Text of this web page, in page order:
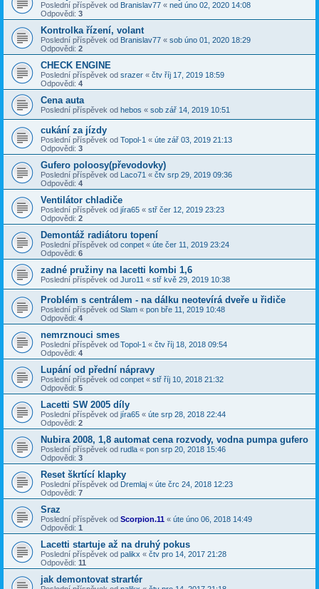
Poslední příspěvek od Branislav77 « ned úno 02, 2020 14:08
Odpovědi: 3
Kontrolka řízení, volant
Poslední příspěvek od Branislav77 « sob úno 01, 2020 18:29
Odpovědi: 2
CHECK ENGINE
Poslední příspěvek od srazer « čtv říj 17, 2019 18:59
Odpovědi: 4
Cena auta
Poslední příspěvek od hebos « sob zář 14, 2019 10:51
cukání za jízdy
Poslední příspěvek od Topol-1 « úte zář 03, 2019 21:13
Odpovědi: 3
Gufero poloosy(převodovky)
Poslední příspěvek od Laco71 « čtv srp 29, 2019 09:36
Odpovědi: 4
Ventilátor chladiče
Poslední příspěvek od jíra65 « stř čer 12, 2019 23:23
Odpovědi: 2
Demontáž radiátoru topení
Poslední příspěvek od conpet « úte čer 11, 2019 23:24
Odpovědi: 6
zadné pružiny na lacetti kombi 1,6
Poslední příspěvek od Juro11 « stř kvě 29, 2019 10:38
Problém s centrálem - na dálku neotevírá dveře u řidiče
Poslední příspěvek od Slam « pon bře 11, 2019 10:48
Odpovědi: 4
nemrznouci smes
Poslední příspěvek od Topol-1 « čtv říj 18, 2018 09:54
Odpovědi: 4
Lupání od přední nápravy
Poslední příspěvek od conpet « stř říj 10, 2018 21:32
Odpovědi: 5
Lacetti SW 2005 díly
Poslední příspěvek od jíra65 « úte srp 28, 2018 22:44
Odpovědi: 2
Nubira 2008, 1,8 automat cena rozvody, vodna pumpa gufero
Poslední příspěvek od rudla « pon srp 20, 2018 15:46
Odpovědi: 3
Reset škrtící klapky
Poslední příspěvek od Dremlaj « úte črc 24, 2018 12:23
Odpovědi: 7
Sraz
Poslední příspěvek od Scorpion.11 « úte úno 06, 2018 14:49
Odpovědi: 1
Lacetti startuje až na druhý pokus
Poslední příspěvek od palikx « čtv pro 14, 2017 21:28
Odpovědi: 11
jak demontovat strartér